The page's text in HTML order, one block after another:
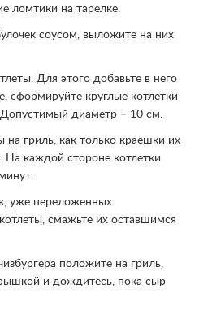
ломтики на тарелке.
соусом, выложите на них
Для этого добавьте в него
сформируйте круглые котлетки
диаметр – 10 см.
гриль, как только краешки их
На каждой стороне котлетки
уже переложенных
смажьте их оставшимся
положите на гриль,
и дождитесь, пока сыр